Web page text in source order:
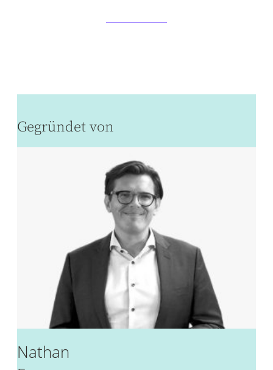
Gegründet von
Nathan